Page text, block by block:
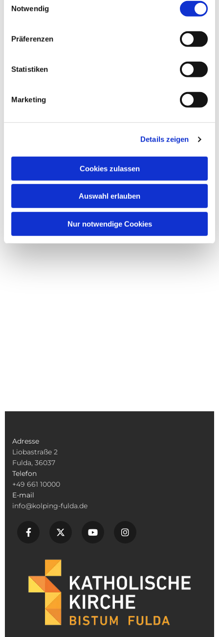
Notwendig
Präferenzen
Statistiken
Marketing
Details zeigen
Cookies zulassen
Auswahl erlauben
Nur notwendige Cookies
interessieren
Adresse
Liobastraße 2
Fulda, 36037
Telefon
+49 661 10000
E-mail
info@kolping-fulda.de